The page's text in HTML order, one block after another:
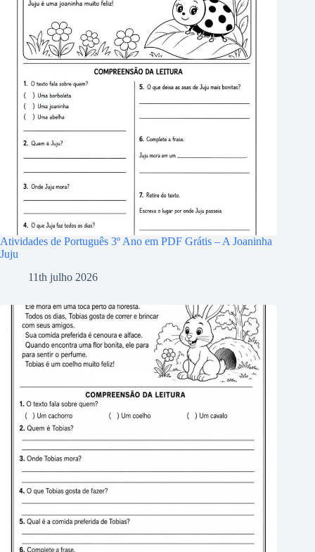
Atividades de Português 3º Ano em PDF Grátis – A Joaninha
Juju
11th julho 2026